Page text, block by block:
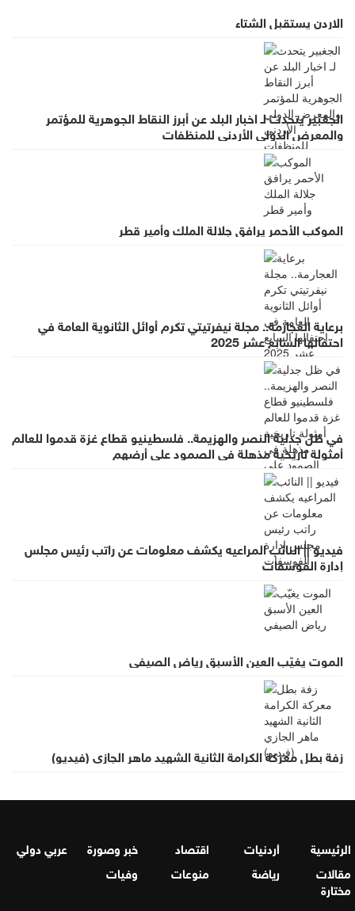
الاردن يستقبل الشتاء
الجغبير يتحدث لـ اخبار البلد عن أبرز النقاط الجوهرية للمؤتمر
والمعرض الدولي الأردني للمنظفات
الموكب الأحمر يرافق جلالة الملك وأمير قطر
برعاية العجارمة.. مجلة نيفرتيتي تكرم أوائل الثانوية العامة في
احتفالها السابع عشر 2025
في ظل جدلية النصر والهزيمة.. فلسطينيو قطاع غزة قدموا للعالم
أمثولة تاريخية مذهلة في الصمود على أرضهم
فيديو || النائب المراعيه يكشف معلومات عن راتب رئيس مجلس
إدارة الفوسفات
الموت يغيّب العين الأسبق رياض الصيفي
زفة بطل معركة الكرامة الثانية الشهيد ماهر الجازي (فيديو)
الرئيسية أردنيات اقتصاد خبر وصورة
عربي دولي
مقالات
مختارة
رياضة منوعات وفيات